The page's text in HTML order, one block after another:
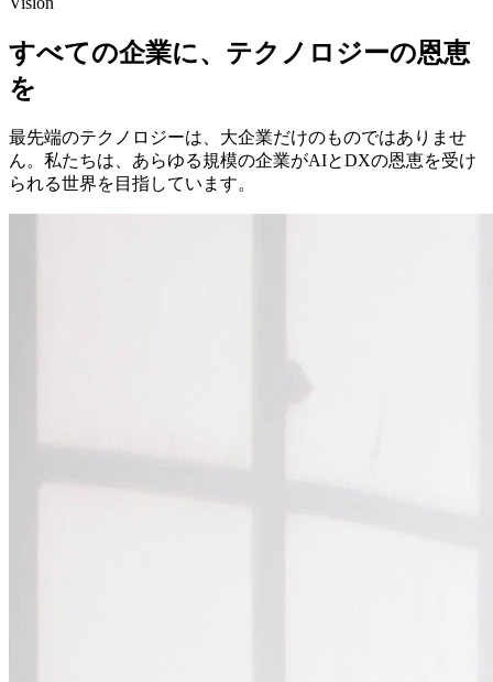
すべての企業に、テクノロジーの恩恵
を
最先端のテクノロジーは、大企業だけのものではありませ
ん。私たちは、あらゆる規模の企業がAIとDXの恩恵を受け
られる世界を目指しています。